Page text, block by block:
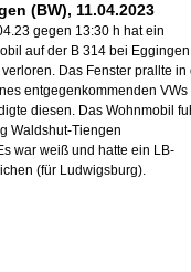
(BW), 11.04.2023
gegen 13:30 h hat ein
auf der B 314 bei
verloren. Das Fenster prallte in
entgegenkommenden VWs
diesen. Das Wohnmobil
Waldshut-Tiengen
war weiß und hatte ein LB-
(für Ludwigsburg).